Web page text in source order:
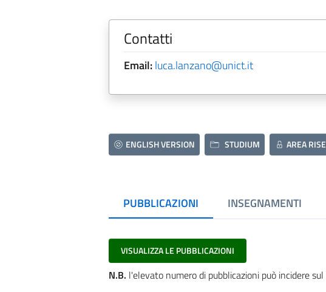
Contatti
Email:luca.lanzano@unict.it
ENGLISH VERSION STUDIUM AREA
PUBBLICAZIONI INSEGNAMENTI
VISUALIZZA LE PUBBLICAZIONI
N.B. l'elevato numero di pubblicazioni può incidere